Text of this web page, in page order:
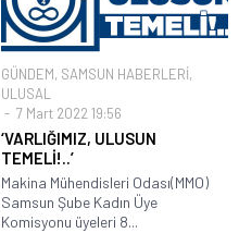
GÜNDEM, SAMSUN HABERLERİ,
ULUSAL
7 Mart 2022 19:56
‘VARLIĞIMIZ, ULUSUN
TEMELİ!..’
Makina Mühendisleri Odası(MMO)
Samsun Şube Kadın Üye
Komisyonu üyeleri 8...